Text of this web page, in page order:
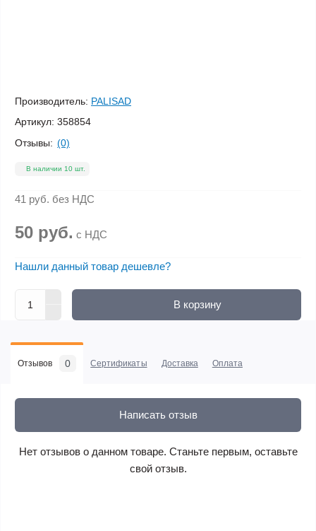
Производитель: PALISAD
Артикул: 358854
Отзывы: (0)
В наличии 10 шт.
41 руб. без НДС
50 руб. с НДС
Нашли данный товар дешевле?
В корзину
Отзывов 0 Сертификаты Доставка Оплата
Написать отзыв
Нет отзывов о данном товаре. Станьте первым, оставьте
свой отзыв.